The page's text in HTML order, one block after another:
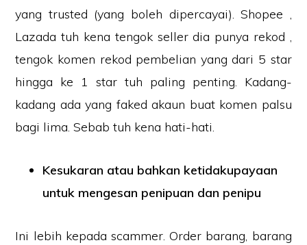
yang trusted (yang boleh dipercayai). Shopee ,
Lazada tuh kena tengok seller dia punya rekod ,
tengok komen rekod pembelian yang dari 5 star
hingga ke 1 star tuh paling penting. Kadang-
kadang ada yang faked akaun buat komen palsu
bagi lima. Sebab tuh kena hati-hati.
Kesukaran atau bahkan ketidakupayaan
untuk mengesan penipuan dan penipu
Ini lebih kepada scammer. Order barang, barang